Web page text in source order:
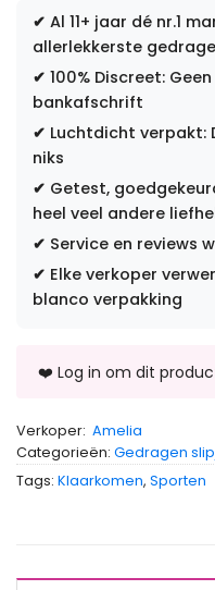
✔ Al 11+ jaar dé nr.1
allerlekkerste
✔ 100% Discreet:
bankafschrift
✔ Luchtdicht verpakt:
niks
✔ Getest,
heel veel andere
✔ Service en reviews
✔ Elke verkoper
blanco verpakking
Verkoper: Amelia
Categorieën: Gedragen
Tags: Klaarkomen, Sporten